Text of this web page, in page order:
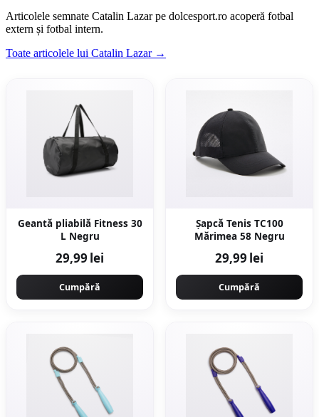
Articolele semnate Catalin Lazar pe dolcesport.ro acoperă fotbal
extern și fotbal intern.
Toate articolele lui Catalin Lazar →
Geantă pliabilă Fitness 30
L Negru
29,99 lei
Cumpără
Șapcă Tenis TC100
Mărimea 58 Negru
29,99 lei
Cumpără